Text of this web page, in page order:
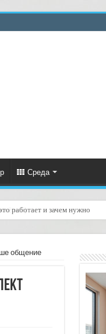
Среда
работает и зачем нужно
общение